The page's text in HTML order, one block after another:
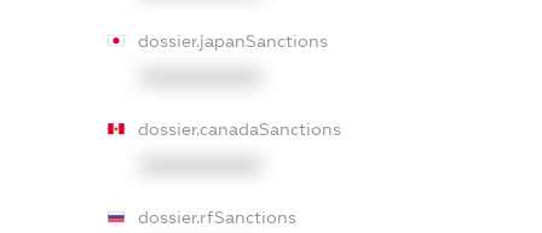
dossier.japanSanctions
dossier.canadaSanctions
dossier.rfSanctions